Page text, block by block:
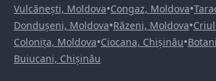
Vulcănești, Moldova•Congaz, Moldova•
Dondușeni, Moldova•Răzeni, Moldova•
Colonița, Moldova•Ciocana, Chișinău•
Buiucani, Chișinău